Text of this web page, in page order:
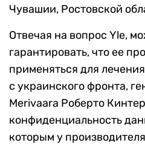
Чувашии, Ростовской
Отвечая на вопрос Yle,
гарантировать, что ее
применяться для
с украинского фронта,
Merivaara Роберто
конфиденциальность
которым у